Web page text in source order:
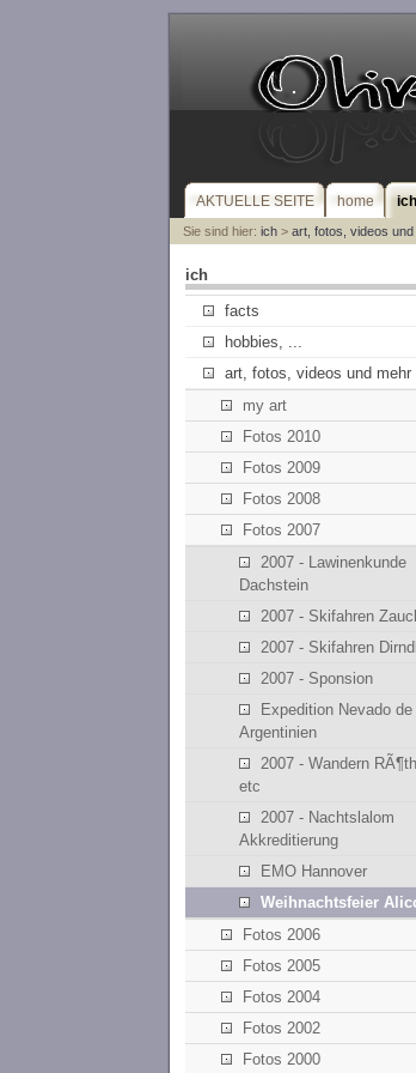
AKTUELLE SEITE home ich
Sie sind hier: ich> art, fotos, videos und
ich
facts
hobbies, ...
art, fotos, videos und mehr
my art
Fotos 2010
Fotos 2009
Fotos 2008
Fotos 2007
2007 - Lawinenkunde
Dachstein
2007 - Skifahren
2007 - Skifahren
2007 - Sponsion
Expedition Nevado de
Argentinien
2007 - Wandern
etc
2007 - Nachtslalom
Akkreditierung
EMO Hannover
Weihnachtsfeier
Fotos 2006
Fotos 2005
Fotos 2004
Fotos 2002
Fotos 2000